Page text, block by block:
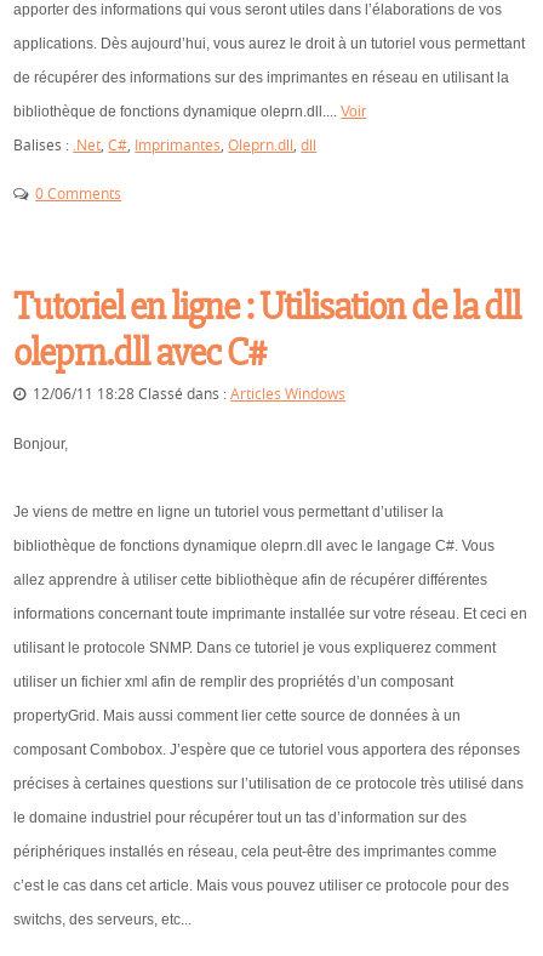
apporter des informations qui vous seront utiles dans l’élaborations de vos
applications. Dès aujourd’hui, vous aurez le droit à un tutoriel vous permettant
de récupérer des informations sur des imprimantes en réseau en utilisant la
bibliothèque de fonctions dynamique oleprn.dll....Voir
Balises : .Net ,C# Imprimantes ,Oleprn.dll ,dll
0 Comments
Tutoriel en ligne : Utilisation de la dll
oleprn.dll avec C#
12/06/11 18:28 Classé dans :Articles Windows
Bonjour,
Je viens de mettre en ligne un tutoriel vous permettant d’utiliser la
bibliothèque de fonctions dynamique oleprn.dll avec le langage C#. Vous
allez apprendre à utiliser cette bibliothèque afin de récupérer différentes
informations concernant toute imprimante installée sur votre réseau. Et ceci en
utilisant le protocole SNMP. Dans ce tutoriel je vous expliquerez comment
utiliser un fichier xml afin de remplir des propriétés d’un composant
propertyGrid. Mais aussi comment lier cette source de données à un
composant Combobox. J’espère que ce tutoriel vous apportera des réponses
précises à certaines questions sur l’utilisation de ce protocole très utilisé dans
le domaine industriel pour récupérer tout un tas d’information sur des
périphériques installés en réseau, cela peut-être des imprimantes comme
c’est le cas dans cet article. Mais vous pouvez utiliser ce protocole pour des
switchs, des serveurs, etc...